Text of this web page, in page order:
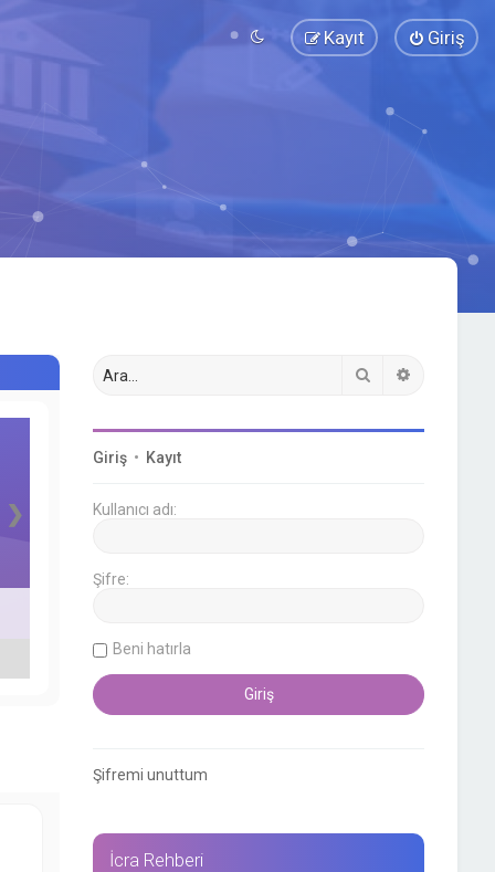
Giriş
Kayıt
❯
Ara
Giriş • Kayıt
Kullanıcı adı:
Şifre:
Beni hatırla
Şifremi unuttum
İcra Rehberi